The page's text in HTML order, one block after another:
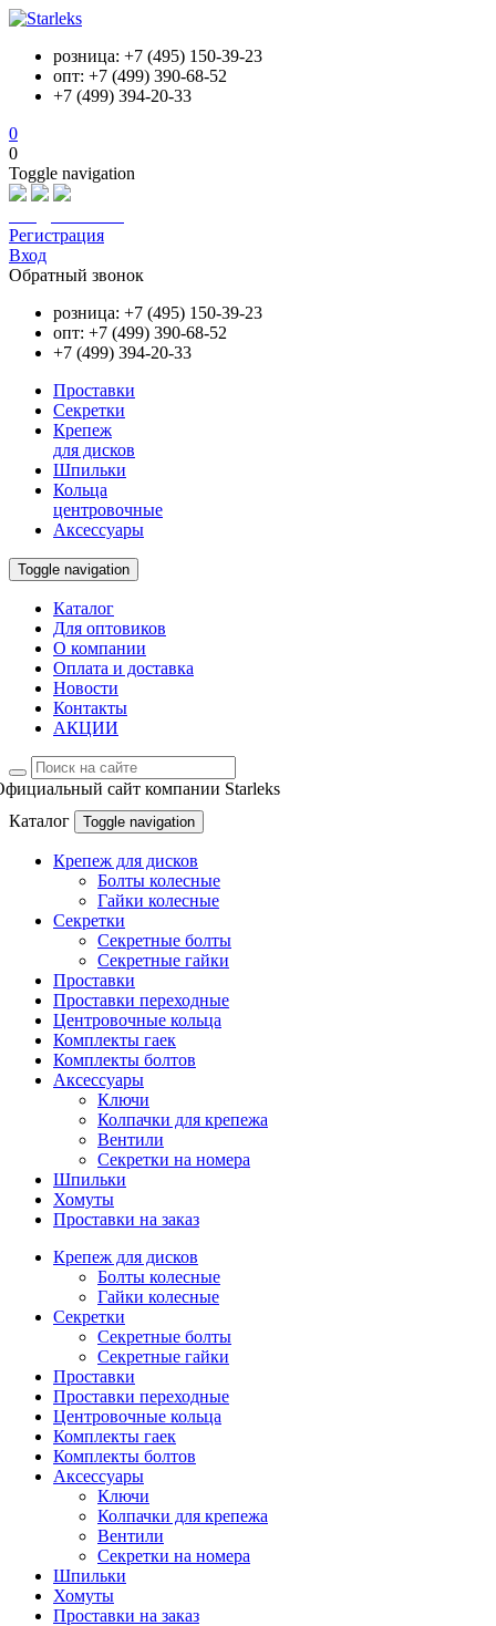
розница: +7 (495) 150-39-23
опт: +7 (499) 390-68-52
+7 (499) 394-20-33
0
0
Toggle navigation
Регистрация
Вход
Обратный звонок
розница: +7 (495) 150-39-23
опт: +7 (499) 390-68-52
+7 (499) 394-20-33
Проставки
Секретки
Крепеж
для дисков
Шпильки
Кольца
центровочные
Аксессуары
Toggle navigation
Каталог
Для оптовиков
О компании
Оплата и доставка
Новости
Контакты
АКЦИИ
сайт компании Starleks
Каталог
Toggle navigation
Крепеж для дисков
Болты колесные
Гайки колесные
Секретки
Секретные болты
Секретные гайки
Проставки
Проставки переходные
Центровочные кольца
Комплекты гаек
Комплекты болтов
Аксессуары
Ключи
Колпачки для крепежа
Вентили
Секретки на номера
Шпильки
Хомуты
Проставки на заказ
Крепеж для дисков
Болты колесные
Гайки колесные
Секретки
Секретные болты
Секретные гайки
Проставки
Проставки переходные
Центровочные кольца
Комплекты гаек
Комплекты болтов
Аксессуары
Ключи
Колпачки для крепежа
Вентили
Секретки на номера
Шпильки
Хомуты
Проставки на заказ